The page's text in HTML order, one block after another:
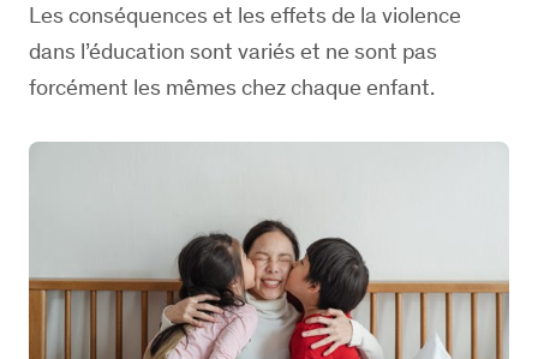
Les conséquences et les effets de la violence
dans l’éducation sont variés et ne sont pas
forcément les mêmes chez chaque enfant.